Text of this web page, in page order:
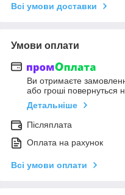
Всі умови доставки
Умови оплати
Ви отримаєте
або гроші повернуться
Детальніше
Післяплата
Оплата на рахунок
Всі умови оплати